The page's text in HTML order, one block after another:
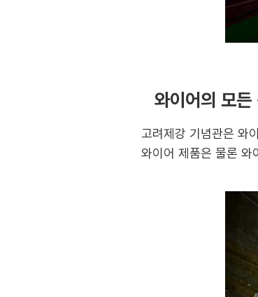
와이어의 모
고려제강 기념관은 와
와이어 제품은 물론 와